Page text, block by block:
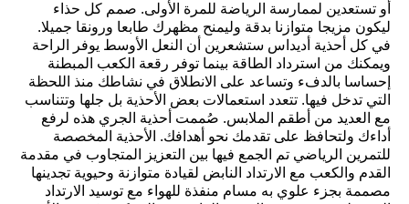
أو تستعدين لممارسة الرياضة للمرة الأولى. صمم كل حذاء
ليكون مزيجا متوازنا بدقة وليمنح مظهرك طابعا ورونقا جميلا.
في كل أحذية أديداس ستشعرين أن النعل الأوسط يوفر الراحة
ويمكنك من استرداد الطاقة بينما توفر رقعة الكعب المبطنة
إحساسا بالدفء وتساعد على الانطلاق في نشاطك منذ اللحظة
التي تدخل فيها. تتعدد استعمالات بعض الأحذية بل جلها وتتناسب
مع العديد من أطقم الملابس. صُممت أحذية الجري هذه لرفع
أداءك ولتحافظ على تقدمك نحو أهدافك. الأحذية المخصصة
للتمرين الرياضي تم الجمع فيها بين التعزيز المتجاوب في مقدمة
القدم والكعب مع الارتداد النابض لقيادة متوازنة وحيوية تجدينها
مصممة بجزء علوي به مسام منفذة للهواء مع توسيد الارتداد